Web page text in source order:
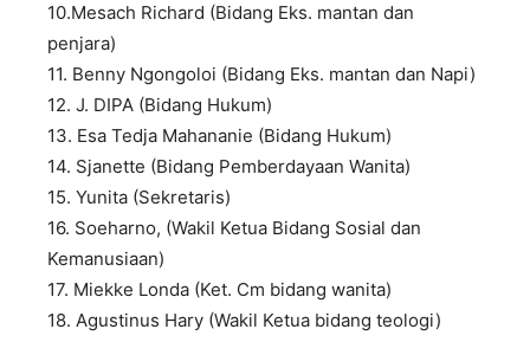
10.Mesach Richard (Bidang Eks. mantan dan
penjara)
11. Benny Ngongoloi (Bidang Eks. mantan dan Napi)
12. J. DIPA (Bidang Hukum)
13. Esa Tedja Mahananie (Bidang Hukum)
14. Sjanette (Bidang Pemberdayaan Wanita)
15. Yunita (Sekretaris)
16. Soeharno, (Wakil Ketua Bidang Sosial dan
Kemanusiaan)
17. Miekke Londa (Ket. Cm bidang wanita)
18. Agustinus Hary (Wakil Ketua bidang teologi)